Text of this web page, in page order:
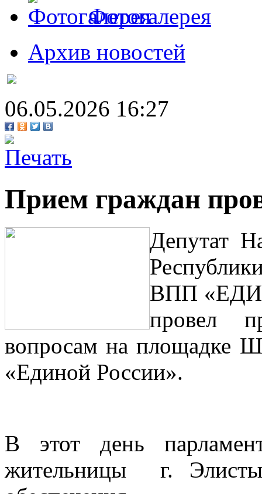
Фотогалерея
Архив новостей
06.05.2026 16:27
Прием граждан
Депутат
ВПП
провел
вопросам на площадке
«Единой России».
В этот день
жительницы г. Элисты,